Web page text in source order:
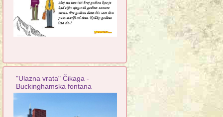
"Ulazna vrata" Čikaga -
Buckinghamska fontana